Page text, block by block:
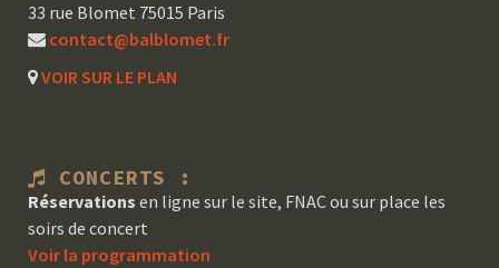
33 rue Blomet 75015 Paris
contact@balblomet.fr
VOIR SUR LE PLAN
CONCERTS :
Réservations en ligne sur le site, FNAC ou sur place les
soirs de concert
Voir la programmation